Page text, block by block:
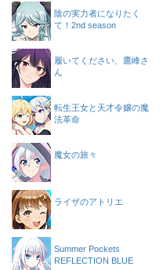
陰の実力者になりたく
て！2nd season
履いてください、鷹峰さ
ん
転生王女と天才令嬢の魔
法革命
魔女の旅々
ライザのアトリエ
Summer Pockets
REFLECTION BLUE